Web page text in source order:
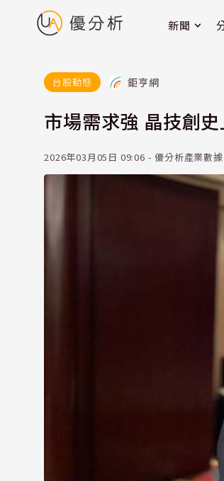
新聞
台股動態 鉅亨網
市場需求強 晶技創
2026年03月05日 09:06 - 優分析產業數